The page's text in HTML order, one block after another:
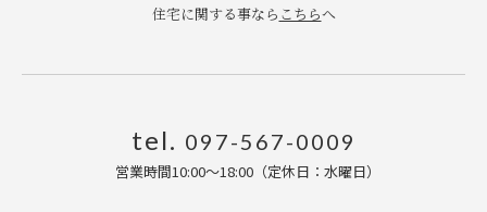
住宅に関する事なら こちらへ
tel. 097-567-0009
営業時間10:00〜18:00（定休日：水曜日）